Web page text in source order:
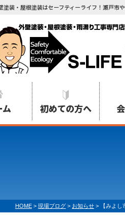
塗装・屋根塗装はセーフティーライフ！瀬戸市
ム 初めての方へ
HOME > 現場ブログ > お知らせ > 【みよ